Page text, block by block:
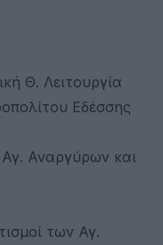
Θ. Λειτουργία
Εδέσσης
Αναργύρων και
των Αγ.